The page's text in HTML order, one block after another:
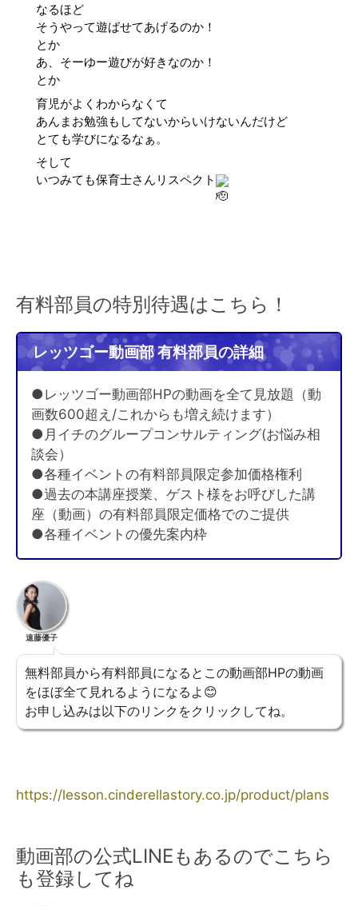
なるほど
そうやって遊ばせてあげるのか！
とか
あ、そーゆー遊びが好きなのか！
とか
育児がよくわからなくて
あんまお勉強もしてないからいけないんだけど
とても学びになるなぁ。
そして
いつみても保育士さんリスペクト
有料部員の特別待遇はこちら！
レッツゴー動画部 有料部員の詳細
●レッツゴー動画部HPの動画を全て見放題（動
画数600超え/これからも増え続けます）
●月イチのグループコンサルティング(お悩み相
談会）
●各種イベントの有料部員限定参加価格権利
●過去の本講座授業、ゲスト様をお呼びした講
座（動画）の有料部員限定価格でのご提供
●各種イベントの優先案内枠
遠藤優子
無料部員から有料部員になるとこの動画部HPの動画
をほぼ全て見れるようになるよ😊
お申し込みは以下のリンクをクリックしてね。
https://lesson.cinderellastory.co.jp/product/plans
動画部の公式LINEもあるのでこちら
も登録してね